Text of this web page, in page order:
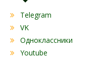
Telegram
VK
Одноклассники
Youtube